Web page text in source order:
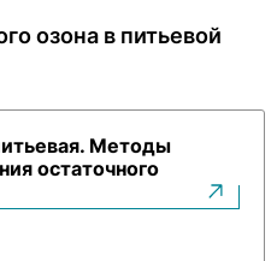
озона в питьевой
Методы
остаточного